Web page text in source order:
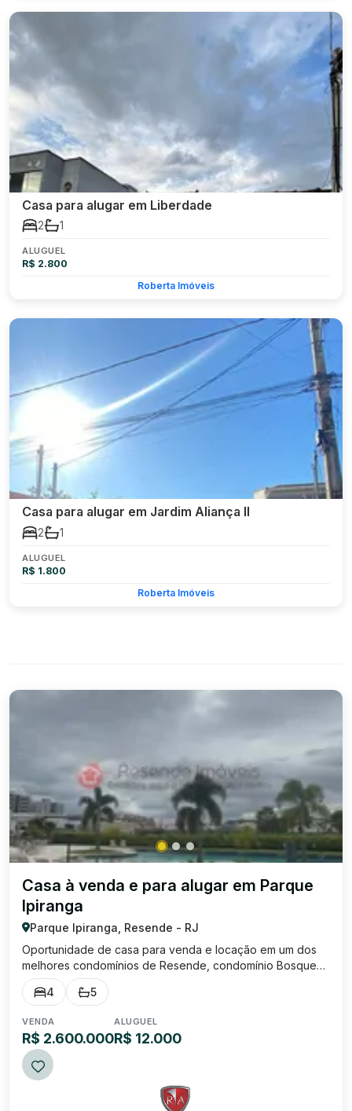
Casa para alugar em Liberdade
2 1
ALUGUEL
R$ 2.800
Roberta Imóveis
Casa para alugar em Jardim Aliança II
2 1
ALUGUEL
R$ 1.800
Roberta Imóveis
Casa à venda e para alugar em Parque
Ipiranga
Parque Ipiranga, Resende - RJ
Oportunidade de casa para venda e locação em um dos
melhores condomínios de Resende, condomínio Bosque
da Limeira! ✨ Um imóvel de alto padrão pensado para
quem valoriza conforto, elegância e exclusividade. ✨
4 5
VENDA
R$ 2.600.000
ALUGUEL
R$ 12.000